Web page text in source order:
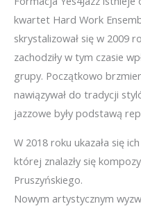
kwartet Hard Work
skrystalizował się w 2009
zachodziły w tym czasie
grupy. Początkowo
nawiązywał do tradycji
jazzowe były podstawą
W 2018 roku ukazała się
której znalazły się
Pruszyńskiego.
Nowym artystycznym